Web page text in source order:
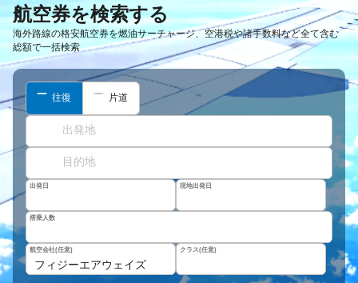
航空券を検索する
海外路線の格安航空券を燃油サーチャージ、空港税や諸手数料など全て含む
総額で一括検索
往復 片道
出発日 現地出発日
搭乗人数
航空会社(任意)
フィジーエアウェイズ
クラス(任意)